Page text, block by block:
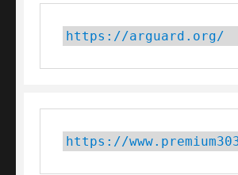
https://arguard.org/
https://